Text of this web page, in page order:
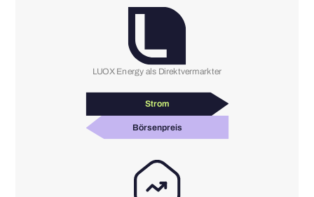
LUOX Energy als Direktvermarkter
Strom
Börsenpreis